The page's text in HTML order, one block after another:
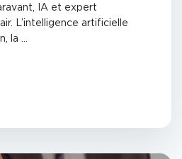
IA et expert
L’intelligence artificielle
la ...